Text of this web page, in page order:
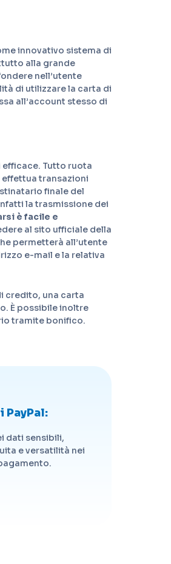
innovativo sistema di
alla grande
nell’utente
di utilizzare la carta di
all’account stesso di
efficace. Tutto ruota
transazioni
finale del
la trasmissione dei
è facile e
al sito ufficiale della
permetterà all’utente
e-mail e la relativa
credito, una carta
È possibile inoltre
tramite bonifico.
PayPal:
dati sensibili,
e versatilità nei